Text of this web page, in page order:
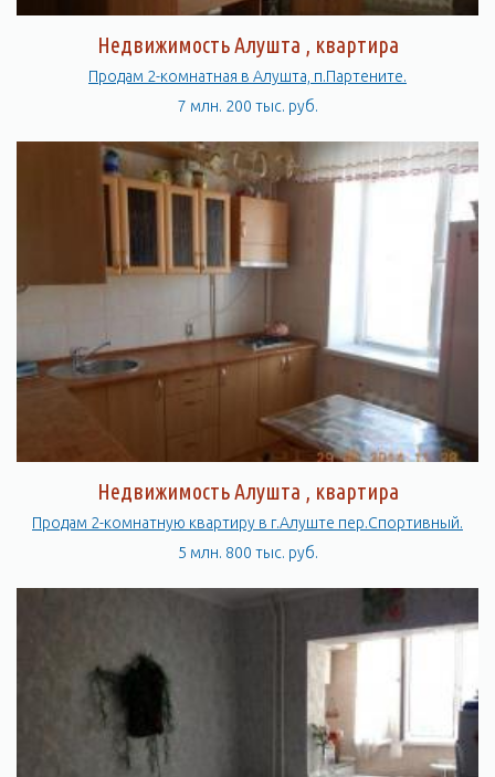
Недвижимость Алушта , квартира
Продам 2-комнатная в Алушта, п.Партените.
7 млн. 200 тыс. руб.
Недвижимость Алушта , квартира
Продам 2-комнатную квартиру в г.Алуште пер.Спортивный.
5 млн. 800 тыс. руб.